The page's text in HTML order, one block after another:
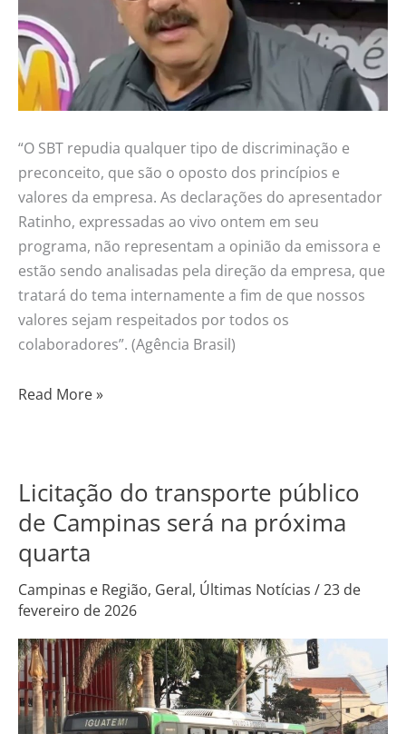
“O SBT repudia qualquer tipo de discriminação e
preconceito, que são o oposto dos princípios e
valores da empresa. As declarações do apresentador
Ratinho, expressadas ao vivo ontem em seu
programa, não representam a opinião da emissora e
estão sendo analisadas pela direção da empresa, que
tratará do tema internamente a fim de que nossos
valores sejam respeitados por todos os
colaboradores”. (Agência Brasil)
Read More »
Licitação do transporte público
de Campinas será na próxima
quarta
Campinas e Região, Geral, Últimas Notícias /23 de
fevereiro de 2026
Licitação
do
transporte
público
de
Campinas
será
na
próxima
quarta